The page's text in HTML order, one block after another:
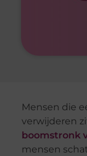
Mensen die
verwijderen
boomstronk
mensen